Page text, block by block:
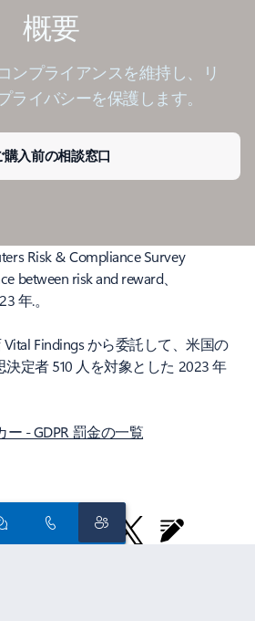
概要
ンプライアンスを維持し、リ
ライバシーを保護します。
購入前の相談窓口
Risk & Compliance Survey
between risk and reward、
年.。
Findings から委託して、米国の
定者 510 人を対象とした 2023 年
ー - GDPR 罰金の一覧
ォロー